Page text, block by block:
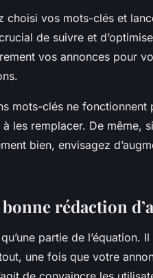
choisi vos mots-clés et
de suivre et
vos annonces pour
mots-clés ne fonctionnent
à les remplacer. De même,
bien, envisagez
rédaction
partie de l’équation.
une fois que votre